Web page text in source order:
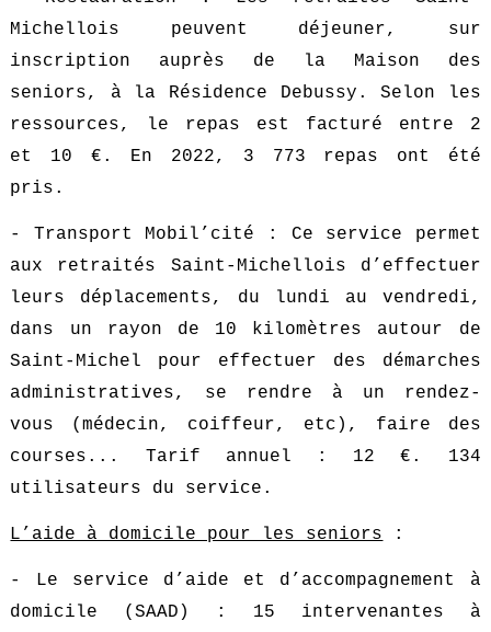
Michellois peuvent déjeuner, sur
inscription auprès de la Maison des
seniors, à la Résidence Debussy. Selon les
ressources, le repas est facturé entre 2
et 10 €. En 2022, 3 773 repas ont été
pris.
- Transport Mobil’cité : Ce service permet
aux retraités Saint-Michellois d’effectuer
leurs déplacements, du lundi au vendredi,
dans un rayon de 10 kilomètres autour de
Saint-Michel pour effectuer des démarches
administratives, se rendre à un rendez-
vous (médecin, coiffeur, etc), faire des
courses... Tarif annuel : 12 €. 134
utilisateurs du service.
L’aide à domicile pour les seniors :
- Le service d’aide et d’accompagnement à
domicile (SAAD) : 15 intervenantes à